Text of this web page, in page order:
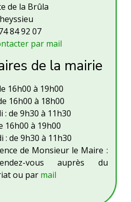
de la Brûla
84 92 07
par mail
de la mairie
16h00 à 19h00
16h00 à 18h00
: de 9h30 à 11h30
16h00 à 19h00
: de 9h30 à 11h30
de Monsieur le Maire :
vous auprès du
ou par mail